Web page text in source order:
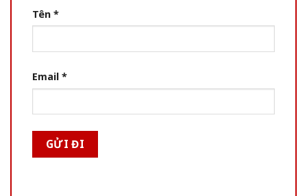
Tên *
Email *